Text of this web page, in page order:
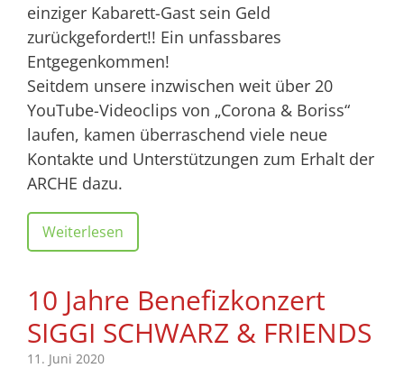
einziger Kabarett-Gast sein Geld
zurückgefordert!! Ein unfassbares
Entgegenkommen!
Seitdem unsere inzwischen weit über 20
YouTube-Videoclips von „Corona & Boriss“
laufen, kamen überraschend viele neue
Kontakte und Unterstützungen zum Erhalt der
ARCHE dazu.
Weiterlesen
10 Jahre Benefizkonzert
SIGGI SCHWARZ & FRIENDS
11. Juni 2020